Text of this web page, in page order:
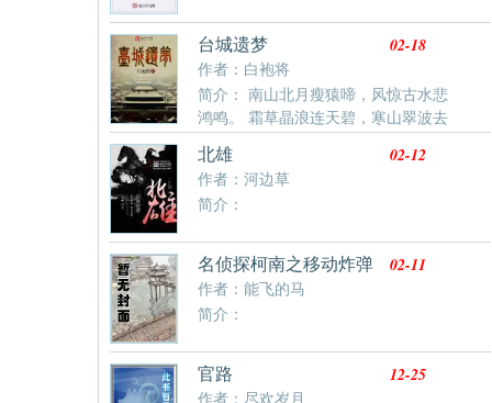
有术，一起来会一会吕布关羽的武艺，一起来见一见大
乔小乔的呆萌……台城遗梦
作者：白袍将
02-18
简介： 南山北月瘦猿啼，风惊古水悲
鸿鸣。 霜草晶浪连天碧，寒山翠波去
海莹。 石榴花下颜常驻，白梅香来魂久听。 此心仓皇
同君去，剑锋冷彻血如青。 本以为天命昭昭，谁曾想，
当此乱世不过黄粱一梦...... 本书以王朝末期危机四伏却
又一潭死水的京城为起点，借用主人公武将世家子弟的
视角切入到整个历史行进的脉络中，构建出了一个恢弘
巨大的世界， 作者的描写细致，对人物性格的把握到
位，故事情节考究，都有历史原型，所以整个故事进展
合理，扣人心弦，不会出现设定崩坏或情节突兀的情
况，让人读起来有一种酣畅淋漓的快感，但在读完之后
却又意犹未尽，这种引人入胜的阅读体验正是本书的核
心魅力所在。
北雄
作者：河边草
02-12
简介：
名侦探柯南之移动炸弹
作者：能飞的马
02-11
简介：
官路
作者：尽欢岁月
12-25